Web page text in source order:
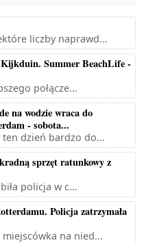
liczby naprawd...
Summer BeachLife -
połącze...
na wodzie wraca do
- sobota...
dzień bardzo do...
sprzęt ratunkowy z
policja w c...
Policja zatrzymała
na nied...